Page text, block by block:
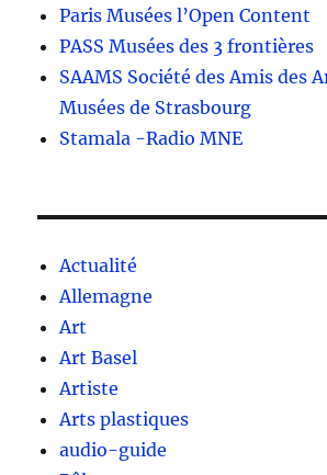
Paris Musées l’Open Content
PASS Musées des 3 frontières
SAAMS Société des Amis des
Musées de Strasbourg
Stamala -Radio MNE
Actualité
Allemagne
Art
Art Basel
Artiste
Arts plastiques
audio-guide